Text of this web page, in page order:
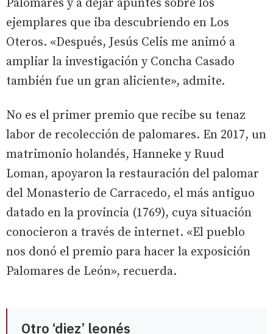
Palomares y a dejar apuntes sobre los
ejemplares que iba descubriendo en Los
Oteros. «Después, Jesús Celis me animó a
ampliar la investigación y Concha Casado
también fue un gran aliciente», admite.
No es el primer premio que recibe su tenaz
labor de recolección de palomares. En 2017, un
matrimonio holandés, Hanneke y Ruud
Loman, apoyaron la restauración del palomar
del Monasterio de Carracedo, el más antiguo
datado en la provincia (1769), cuya situación
conocieron a través de internet. «El pueblo
nos donó el premio para hacer la exposición
Palomares de León», recuerda.
Otro ‘diez’ leonés